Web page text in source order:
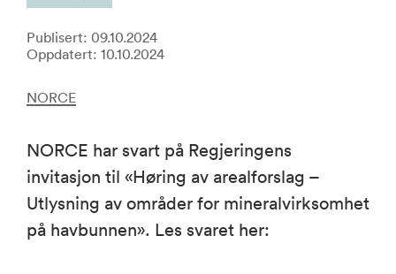
Publisert: 09.10.2024
Oppdatert: 10.10.2024
NORCE
NORCE har svart på Regjeringens
invitasjon til «Høring av arealforslag –
Utlysning av områder for mineralvirksomhet
på havbunnen». Les svaret her: